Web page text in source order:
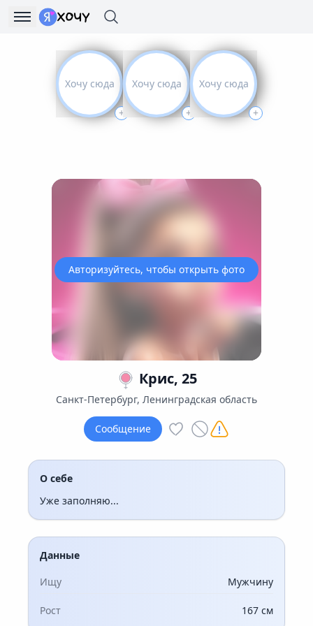
Хочу сюда
+
Хочу сюда
+
Хочу сюда
+
Авторизуйтесь, чтобы открыть фото
Крис, 25
Санкт-Петербург, Ленинградская область
Сообщение
О себе
Уже заполняю...
Данные
Ищу
Мужчину
Рост 167 см